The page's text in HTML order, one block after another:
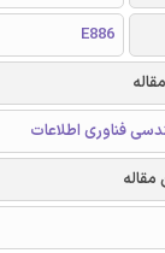
E886
فناوری اطلاعات